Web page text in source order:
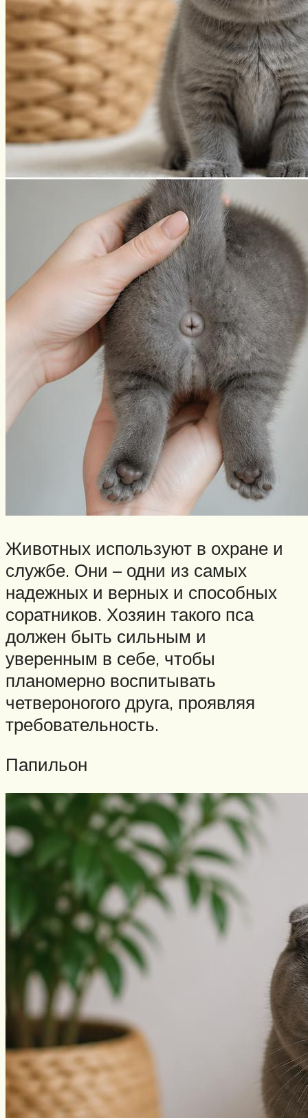
Животных используют в охране и
службе. Они – одни из самых
надежных и верных и способных
соратников. Хозяин такого пса
должен быть сильным и
уверенным в себе, чтобы
планомерно воспитывать
четвероногого друга, проявляя
требовательность.
Папильон